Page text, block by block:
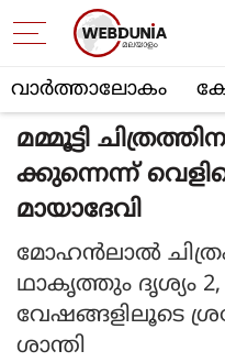
വാര്‍ത്താലോകം
മമ്മൂട്ടി
ക്കുന്നെന്ന്
മായാദേവി
മോഹൻലാൽ ചിത്രം
ഥാകൃത്തും ദൃശ്യം 2,
വേഷങ്ങളിലൂടെ
ശാന്തി